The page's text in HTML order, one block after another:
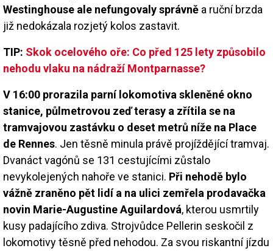
Westinghouse ale nefungovaly správně a ruční brzda
již nedokázala rozjetý kolos zastavit.
TIP: Skok ocelového oře: Co před 125 lety způsobilo
nehodu vlaku na nádraží Montparnasse?
V 16:00 prorazila parní lokomotiva skleněné okno
stanice, půlmetrovou zeď terasy a zřítila se na
tramvajovou zastávku o deset metrů níže na Place
de Rennes. Jen těsně minula právě projíždějící tramvaj.
Dvanáct vagónů se 131 cestujícími zůstalo
nevykolejených nahoře ve stanici. Při nehodě bylo
vážně zraněno pět lidí a na ulici zemřela prodavačka
novin Marie-Augustine Aguilardová, kterou usmrtily
kusy padajícího zdiva. Strojvůdce Pellerin seskočil z
lokomotivy těsně před nehodou. Za svou riskantní jízdu